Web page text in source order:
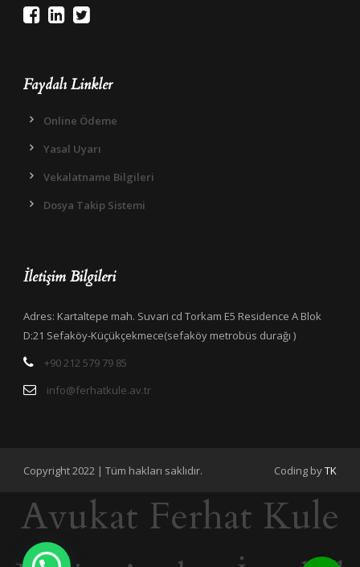
Faydalı Linkler
Online Ödeme
Yasal Uyarı
Vekalatname Bilgileri
Dosya Takip Sistemi
İletişim Bilgileri
Adres: Kartaltepe mah. Suvari cd Torkam E5 Residence A Blok
D:21 Sefaköy-Küçükçekmece(sefaköy metrobüs durağı )
+90 212 579 79 85
info@ferhatkule.av.tr
Copyright 2022 | Tüm hakları saklıdır. Coding byTK
Avukat Ferhat Kule